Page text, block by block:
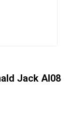
Jack AI08